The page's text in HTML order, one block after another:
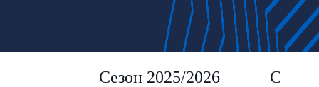
Сезон 2025/2026 Сезон